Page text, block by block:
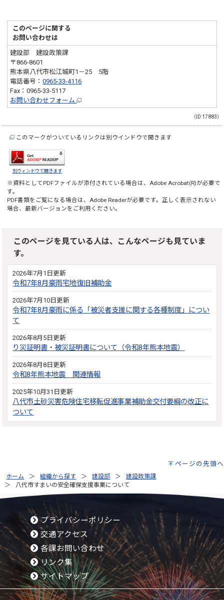
このページに関する
お問い合わせは
建設部 建設政策課
〒866-8601
熊本県八代市松江城町1－25 5階
電話番号：0965-33-4116
Fax：0965-33-5117
お問い合わせフォーム
（ID:17883）
このマークがついているリンクは別ウインドウで開きます
別ウィンドウで開きます
※資料としてPDFファイルが添付されている場合は、Adobe Acrobat(R)が必要で
す。
PDF書類をご覧になる場合は、Adobe Readerが必要です。正しく表示されない
場合、最新バージョンをご利用ください。
このページを見ている人は、こんなページも見ていま
す。
2026年7月1日更新
令和7年8月豪雨宅地復旧補助金
2026年7月10日更新
令和7年8月豪雨に係る「被災者支援に関する各種制度」につい
て
2026年8月5日更新
り災証明書・被災証明書について（令和8年熊本地震）
2026年8月8日更新
令和8年熊本地震 関連情報
2025年10月31日更新
八代市土砂災害危険住宅移転促進事業補助金交付要綱の改正に
ついて
ページの先頭へ
ホーム 組織から探す 建設部
建設政策課
八代市すまいの安全確保支援事業について
プライバシーポリシー
交通アクセス
各課お問い合わせ
リンク集
サイトマップ